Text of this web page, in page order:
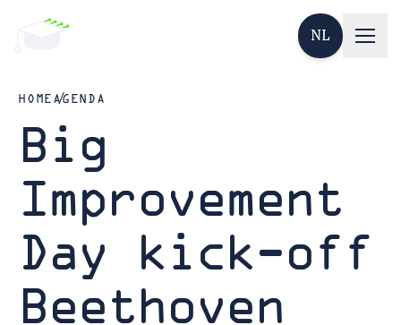
NL
HOMEAGENDA
Big
Improvement
Day kick-off
Beethoven